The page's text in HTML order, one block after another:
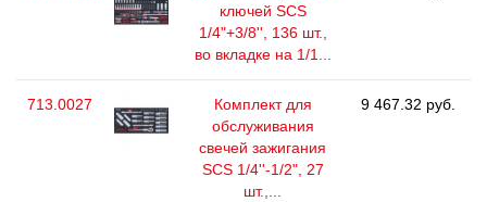
ключей SCS
1/4"+3/8'', 136 шт.,
во вкладке на 1/1...
713.0027
Комплект для
обслуживания
свечей зажигания
SCS 1/4''-1/2", 27
шт.,...
9 467.32 руб.